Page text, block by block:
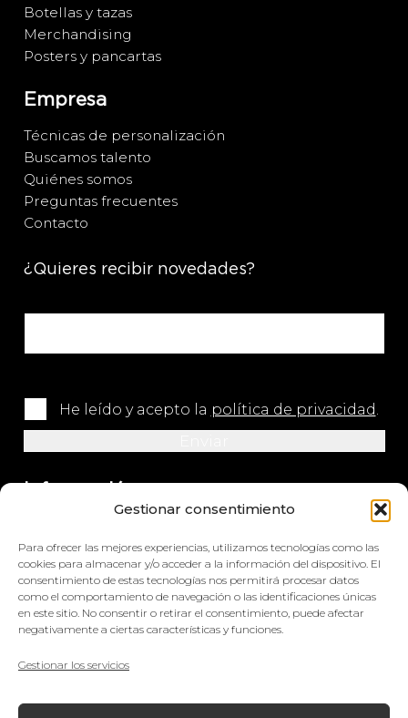
Gestionar consentimiento
Para ofrecer las mejores experiencias, utilizamos tecnologías como las
cookies para almacenar y/o acceder a la información del dispositivo. El
consentimiento de estas tecnologías nos permitirá procesar datos
como el comportamiento de navegación o las identificaciones únicas
en este sitio. No consentir o retirar el consentimiento, puede afectar
negativamente a ciertas características y funciones.
Gestionar los servicios
Botellas y tazas
Merchandising
Posters y pancartas
Empresa
Técnicas de personalización
Buscamos talento
Quiénes somos
Preguntas frecuentes
Contacto
¿Quieres recibir novedades?
He leído y acepto la política de privacidad.
Información
info@impretex.com
Síguenos en redes sociales